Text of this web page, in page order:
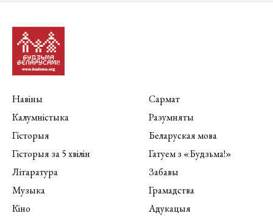
Навіны
Калумністыка
Гісторыя
Гісторыя за 5 хвілін
Літаратура
Музыка
Кіно
Сармат
Разумняты
Беларуская мова
Гатуем з «Будзьма!»
Забавы
Грамадства
Адукацыя